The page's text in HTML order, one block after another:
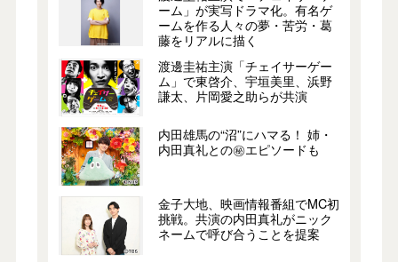
ーム」が実写ドラマ化。有名ゲ
ームを作る人々の夢・苦労・葛
藤をリアルに描く
渡邊圭祐主演「チェイサーゲー
ム」で東啓介、宇垣美里、浜野
謙太、片岡愛之助らが共演
内田雄馬の“沼”にハマる！ 姉・
内田真礼との㊙エピソードも
金子大地、映画情報番組でMC初
挑戦。共演の内田真礼がニック
ネームで呼び合うことを提案